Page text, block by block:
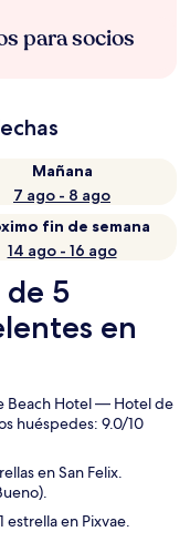
para socios
Mañana
7 ago - 8 ago
fin de semana
14 ago - 16 ago
5
en
Beach Hotel— Hotel de
huéspedes: 9.0/10
en San Felix.
en Pixvae.